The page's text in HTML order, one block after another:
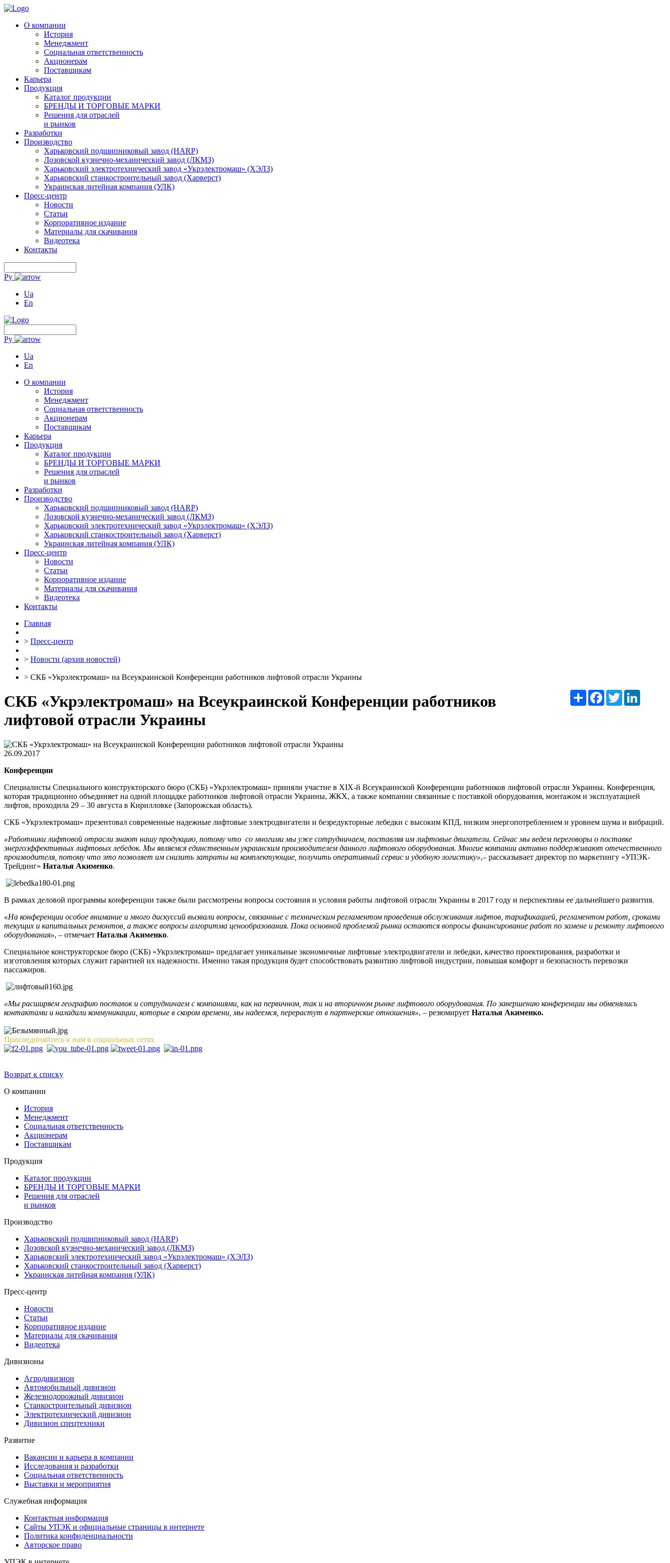
О компании
История
Менеджмент
Социальная ответственность
Акционерам
Поставщикам
Карьера
Продукция
Каталог продукции
БРЕНДЫ И ТОРГОВЫЕ МАРКИ
Решения для отраслей
и рынков
Разработки
Производство
Харьковский подшипниковый завод (HARP)
Лозовской кузнечно-механический завод (ЛКМЗ)
Харьковский электротехнический завод «Укрэлектромаш» (ХЭЛЗ)
Харьковский станкостроительный завод (Харверст)
Украинская литейная компания (УЛК)
Пресс-центр
Новости
Статьи
Корпоративное издание
Материалы для скачивания
Видеотека
Контакты
Ру
Ua
En
Ру
Ua
En
О компании
История
Менеджмент
Социальная ответственность
Акционерам
Поставщикам
Карьера
Продукция
Каталог продукции
БРЕНДЫ И ТОРГОВЫЕ МАРКИ
Решения для отраслей
и рынков
Разработки
Производство
Харьковский подшипниковый завод (HARP)
Лозовской кузнечно-механический завод (ЛКМЗ)
Харьковский электротехнический завод «Укрэлектромаш» (ХЭЛЗ)
Харьковский станкостроительный завод (Харверст)
Украинская литейная компания (УЛК)
Пресс-центр
Новости
Статьи
Корпоративное издание
Материалы для скачивания
Видеотека
Контакты
Главная
> Пресс-центр
> Новости (архив новостей)
> СКБ «Укрэлектромаш» на Всеукраинской Конференции работников лифтовой отрасли Украины
РесурсFacebookTwitter
СКБ «Укрэлектромаш» на Всеукраинской Конференции работников
лифтовой отрасли Украины
26.09.2017
Конференции
Специалисты Специального конструкторского бюро (СКБ) «Укрэлектромаш» приняли участие в XІХ-й Всеукраинской Конференции работников лифтовой отрасли Украины. Конференция,
которая традиционно объединяет на одной площадке работников лифтовой отрасли Украины, ЖКХ, а также компании связанные с поставкой оборудования, монтажом и эксплуатацией
лифтов, проходила 29 – 30 августа в Кирилловке (Запорожская область).
СКБ «Укрэлектромаш» презентовал современные надежные лифтовые электродвигатели и безредукторные лебедки с высоким КПД, низким энергопотреблением и уровнем шума и вибраций.
«Работники лифтовой отрасли знают нашу продукцию, потому что со многими мы уже сотрудничаем, поставляя им лифтовые двигатели. Сейчас мы ведем переговоры о поставке
энергоэффективных лифтовых лебедок. Мы являемся единственным украинским производителем данного лифтового оборудования. Многие компании активно поддерживают отечественного
производителя, потому что это позволяет им снизить затраты на комплектующие, получить оперативный сервис и удобную логистику»,– рассказывает директор по маркетингу «УПЭК-
Трейдинг» Наталья Акименко.
В рамках деловой программы конференции также были рассмотрены вопросы состояния и условия работы лифтовой отрасли Украины в 2017 году и перспективы ее дальнейшего развития.
«На конференции особое внимание и много дискуссий вызвали вопросы, связанные с техническим регламентом проведения обслуживания лифтов, тарификацией, регламентом работ, сроками
текущих и капитальных ремонтов, а также вопросы алгоритма ценообразования. Пока основной проблемой рынка остаются вопросы финансирование работ по замене и ремонту лифтового
оборудования», – отмечает Наталья Акименко.
Специальное конструкторское бюро (СКБ) «Укрэлектромаш» предлагает уникальные экономичные лифтовые электродвигатели и лебедки, качество проектирования, разработки и
изготовления которых служит гарантией их надежности. Именно такая продукция будет способствовать развитию лифтовой индустрии, повышая комфорт и безопасность перевозки
пассажиров.
«Мы расширяем географию поставок и сотрудничаем с компаниями, как на первичном, так и на вторичном рынке лифтового оборудования. По завершению конференции мы обменялись
контактами и наладили коммуникации, которые в скором времени, мы надеемся, перерастут в партнерские отношения», – резюмирует Наталья Акименко.
Присоединяйтесь к нам в социальных сетях
Возврат к списку
О компании
История
Менеджмент
Социальная ответственность
Акционерам
Поставщикам
Продукция
Каталог продукции
БРЕНДЫ И ТОРГОВЫЕ МАРКИ
Решения для отраслей
и рынков
Производство
Харьковский подшипниковый завод (HARP)
Лозовской кузнечно-механический завод (ЛКМЗ)
Харьковский электротехнический завод «Укрэлектромаш» (ХЭЛЗ)
Харьковский станкостроительный завод (Харверст)
Украинская литейная компания (УЛК)
Пресс-центр
Новости
Статьи
Корпоративное издание
Материалы для скачивания
Видеотека
Дивизионы
Агродивизион
Автомобильный дивизион
Железнодорожный дивизион
Станкостроительный дивизион
Электротехнический дивизион
Дивизион спецтехники
Развитие
Вакансии и карьера в компании
Исследования и разработки
Социальная ответственность
Выставки и мероприятия
Служебная информация
Контактная информация
Сайты УПЭК и официальные страницы в интернете
Политика конфиденциальности
Авторское право